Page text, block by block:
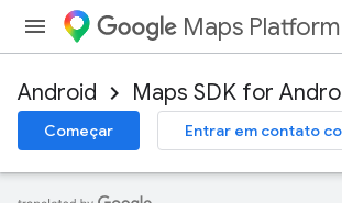
Maps Platform
Android Maps SDK for
Começar Entrar em contato